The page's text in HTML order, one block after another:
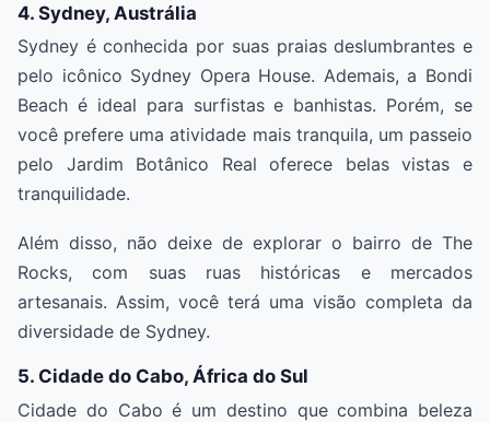
4. Sydney, Austrália
Sydney é conhecida por suas praias deslumbrantes e
pelo icônico Sydney Opera House. Ademais, a Bondi
Beach é ideal para surfistas e banhistas. Porém, se
você prefere uma atividade mais tranquila, um passeio
pelo Jardim Botânico Real oferece belas vistas e
tranquilidade.
Além disso, não deixe de explorar o bairro de The
Rocks, com suas ruas históricas e mercados
artesanais. Assim, você terá uma visão completa da
diversidade de Sydney.
5. Cidade do Cabo, África do Sul
Cidade do Cabo é um destino que combina beleza